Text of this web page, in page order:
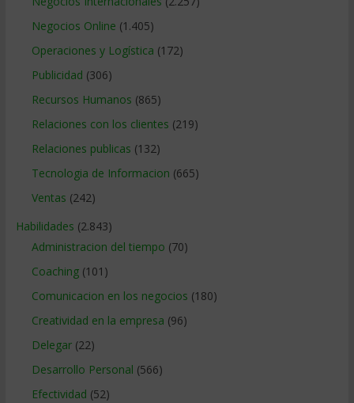
Negocios Online (1.405)
Operaciones y Logística (172)
Publicidad (306)
Recursos Humanos (865)
Relaciones con los clientes (219)
Relaciones publicas (132)
Tecnologia de Informacion (665)
Ventas (242)
Habilidades (2.843)
Administracion del tiempo (70)
Coaching(101)
Comunicacion en los negocios (180)
Creatividad en la empresa (96)
Delegar(22)
Desarrollo Personal (566)
Efectividad (52)